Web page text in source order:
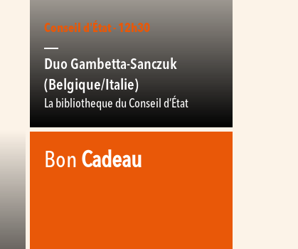
Conseil d'État - 12h30
Duo Gambetta-Sanczuk
(Belgique/Italie)
La bibliotheque du Conseil d’État
Bon Cadeau